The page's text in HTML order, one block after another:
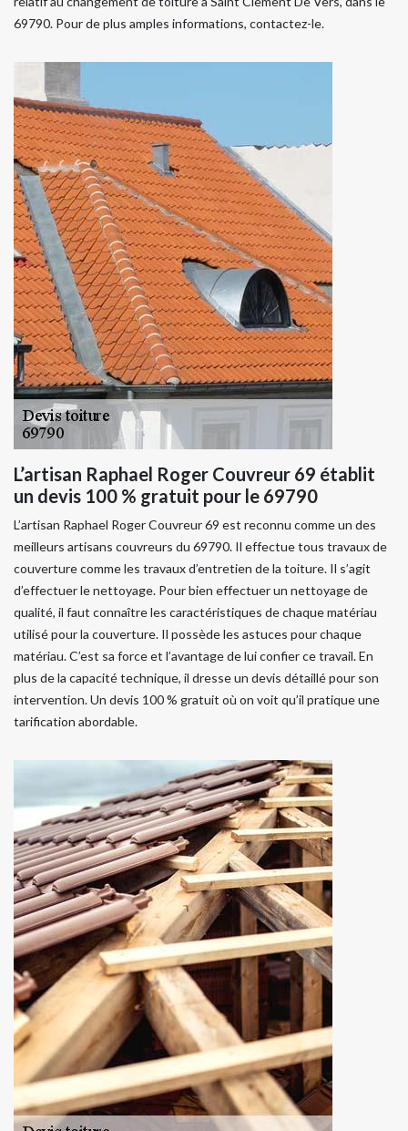
69790. Pour de plus amples informations, contactez-le.
L’artisan Raphael Roger Couvreur 69 établit
un devis 100 % gratuit pour le 69790
L’artisan Raphael Roger Couvreur 69 est reconnu comme un des
meilleurs artisans couvreurs du 69790. Il effectue tous travaux de
couverture comme les travaux d’entretien de la toiture. Il s’agit
d’effectuer le nettoyage. Pour bien effectuer un nettoyage de
qualité, il faut connaître les caractéristiques de chaque matériau
utilisé pour la couverture. Il possède les astuces pour chaque
matériau. C’est sa force et l’avantage de lui confier ce travail. En
plus de la capacité technique, il dresse un devis détaillé pour son
intervention. Un devis 100 % gratuit où on voit qu’il pratique une
tarification abordable.